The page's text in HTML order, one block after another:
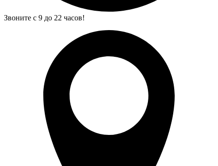
Звоните с 9 до 22 часов!